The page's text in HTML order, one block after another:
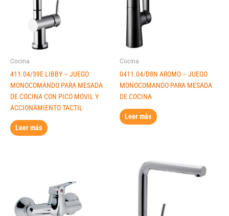
Cocina
411.04/39E LIBBY – JUEGO
MONOCOMANDO PARA MESADA
DE COCINA CON PICO MOVIL Y
ACCIONAMIENTO TACTIL
Leer más
Cocina
0411.04/D8N AROMO – JUEGO
MONOCOMANDO PARA MESADA
DE COCINA
Leer más